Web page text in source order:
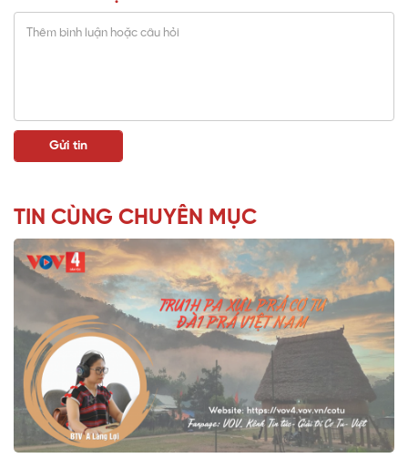
TIN CÙNG CHUYÊN MỤC